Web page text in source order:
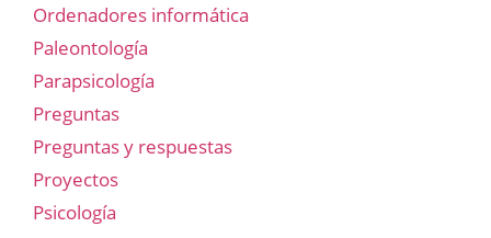
Ordenadores informática
Paleontología
Parapsicología
Preguntas
Preguntas y respuestas
Proyectos
Psicología